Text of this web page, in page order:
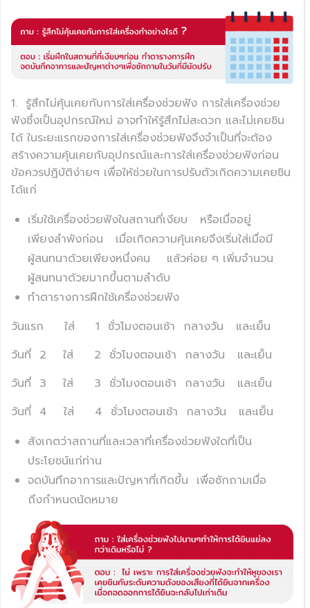
1. รู้สึกไม่คุ้นเคยกับการใส่เครื่องช่วยฟัง การใส่เครื่องช่วย
ฟังซึ่งเป็นอุปกรณ์ใหม่ อาจทำให้รู้สึกไม่สะดวก และไม่เคยชิน
ได้ ในระยะแรกของการใส่เครื่องช่วยฟังจึงจำเป็นที่จะต้อง
สร้างความคุ้นเคยกับอุปกรณ์และการใส่เครื่องช่วยฟังก่อน
ข้อควรปฏิบัติง่ายๆ เพื่อให้ช่วยในการปรับตัวเกิดความเคยชิน
ได้แก่
เริ่มใช้เครื่องช่วยฟังในสถานที่เงียบ
หรือเมื่ออยู่
เพียงลำพังก่อน
เมื่อเกิดความคุ้นเคยจึงเริ่มใส่เมื่อมี
ผู้สนทนาด้วยเพียงหนึ่งคน
แล้วค่อย ๆ เพิ่มจำนวน
ผู้สนทนาด้วยมากขึ้นตามลำดับ
ทำตารางการฝึกใช้เครื่องช่วยฟัง
วันแรก
ใส่ 1 ชั่วโมงตอนเช้า กลางวัน
และเย็น
วันที่ 2 ใส่ 2 ชั่วโมงตอนเช้า กลางวัน
และเย็น
วันที่ 3 ใส่ 3 ชั่วโมงตอนเช้า กลางวัน
และเย็น
วันที่ 4 ใส่ 4 ชั่วโมงตอนเช้า กลางวัน
และเย็น
สังเกตว่าสถานที่และเวลาที่เครื่องช่วยฟังใดที่เป็น
ประโยชน์แก่ท่าน
จดบันทึกอาการและปัญหาที่เกิดขึ้น เพื่อซักถามเมื่อ
ถึงกำหนดนัดหมาย